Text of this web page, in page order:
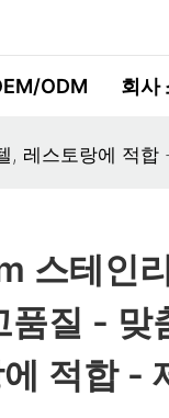
ODM 회사
, 레스토랑에 적합
스테인
품질 - 맞
적합 -